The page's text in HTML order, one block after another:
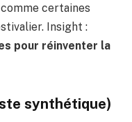
certaines
Insight :
pour réinventer la
synthétique)